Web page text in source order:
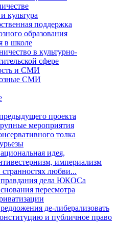
культура
поддержка
образования
в школе
в культурно-
сфере
и СМИ
СМИ
проекта
мероприятия
толка
идея,
империализм
любви...
дела ЮКОСа
пересмотра
де-либерализовать
и публичное право